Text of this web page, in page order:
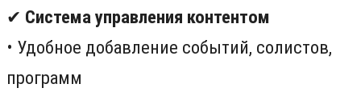
✔ Система управления контентом
• Удобное добавление событий, солистов,
программ